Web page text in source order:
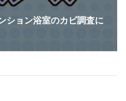
ション浴室のカビ調査に